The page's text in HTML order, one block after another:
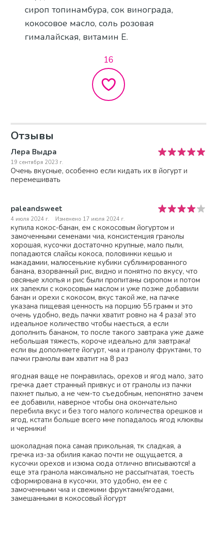
сироп топинамбура, сок винограда,
кокосовое масло, соль розовая
гималайская, витамин Е.
16
Отзывы
Лера Выдра
19 сентября 2023 г.
Очень вкусные, особенно если кидать их в йогурт и
перемешивать
paleandsweet
4 июля 2024 г. Изменено 17 июля 2024 г.
купила кокос-банан, ем с кокосовым йогуртом и
замоченными семенами чиа, консистенция гранолы
хорошая, кусочки достаточно крупные, мало пыли,
попадаются слайсы кокоса, половинки кешью и
макадамии, малюсенькие кубики сублимированного
банана, взорванный рис, видно и понятно по вкусу, что
овсяные хлопья и рис были пропитаны сиропом и потом
их запекли с кокосовым маслом и уже позже добавили
банан и орехи с кокосом, вкус такой же, на пачке
указана пищевая ценность на порцию 55 грамм и это
очень удобно, ведь пачки хватит ровно на 4 раза! это
идеальное количество чтобы наесться, а если
дополнить бананом, то после такого завтрака уже даже
небольшая тяжесть, короче идеально для завтрака!
если вы дополняете йогурт, чиа и гранолу фруктами, то
пачки гранолы вам хватит на 8 раз
ягодная ваще не понравилась, орехов и ягод мало, зато
гречка дает странный привкус и от гранолы из пачки
пахнет пылью, а не чем-то съедобным, непонятно зачем
ее добавили, наверное чтобы она окончательно
перебила вкус и без того малого количества орешков и
ягод, кстати больше всего мне попадалось ягод клюквы
и черники!
шоколадная пока самая прикольная, тк сладкая, а
гречка из-за обилия какао почти не ощущается, а
кусочки орехов и изюма сюда отлично вписываются! а
еще эта гранола максимально не рассыпчатая, тоесть
сформирована в кусочки, это удобно, ем ее с
замоченными чиа и свежими фруктами/ягодами,
замешанными в кокосовый йогурт